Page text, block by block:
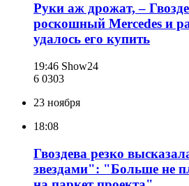
Руки аж дрожат, –
роскошный Mercedes и
удалось его купить
19:46 Show24
6 0303
23 ноября
18:08
Гвоздева резко
звездами": "Больше не